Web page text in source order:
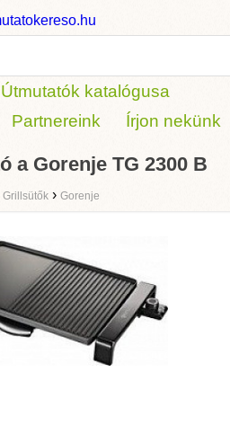
Útmutatók katalógusa
Partnereink Írjon nekünk
a Gorenje TG 2300 B
Grillsütők › Gorenje